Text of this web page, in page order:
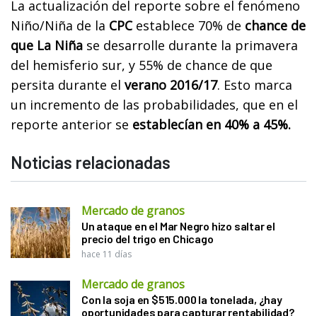
La actualización del reporte sobre el fenómeno
Niño/Niña de la CPCestablece 70% de chance de
que La Niña se desarrolle durante la primavera
del hemisferio sur, y 55% de chance de que
persita durante el verano 2016/17. Esto marca
un incremento de las probabilidades, que en el
reporte anterior se establecían en 40% a 45%.
Noticias relacionadas
Mercado de granos
Un ataque en el Mar Negro hizo saltar el
precio del trigo en Chicago
hace 11 días
Mercado de granos
Con la soja en $515.000 la tonelada, ¿hay
oportunidades para capturar rentabilidad?